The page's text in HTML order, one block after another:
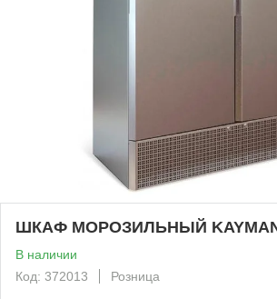
ШКАФ МОРОЗИЛЬНЫЙ
В наличии
Код: 372013
Розница